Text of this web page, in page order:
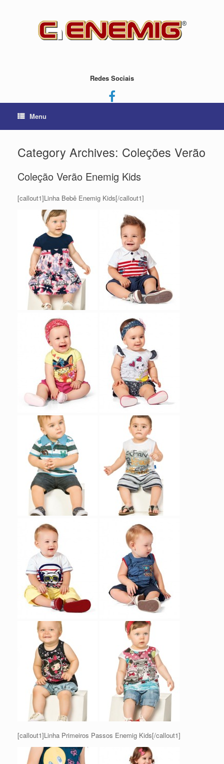
Redes Sociais
Menu
Category Archives: Coleções Verão
Coleção Verão Enemig Kids
[callout1]Linha Bebê Enemig Kids[/callout1]
[callout1]Linha Primeiros Passos Enemig Kids[/callout1]